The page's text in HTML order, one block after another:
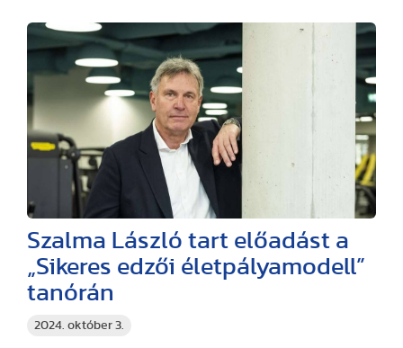
2024. október 3.
Szalma László tart előadást a
„Sikeres edzői életpályamodell”
tanórán